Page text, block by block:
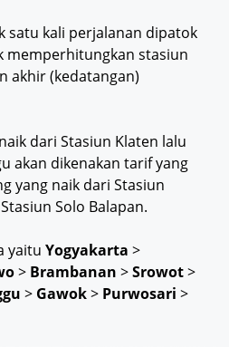
satu kali perjalanan dipatok
memperhitungkan stasiun
akhir (kedatangan)
dari Stasiun Klaten lalu
akan dikenakan tarif yang
yang naik dari Stasiun
Solo Balapan.
yaitu Yogyakarta >
> Brambanan >Srowot>
> Gawok> Purwosari >